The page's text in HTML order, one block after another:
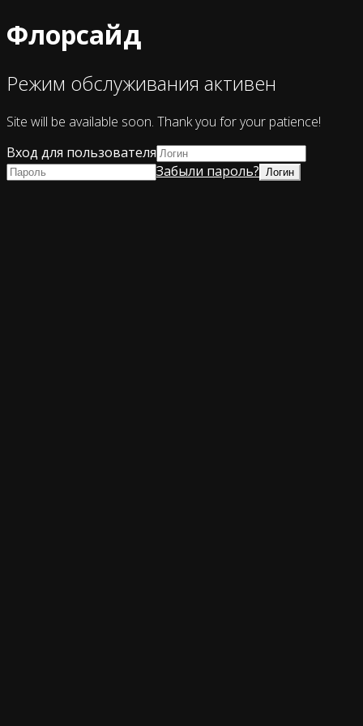
Флорсайд
Режим обслуживания активен
Site will be available soon. Thank you for your patience!
Вход для пользователя
Забыли пароль?